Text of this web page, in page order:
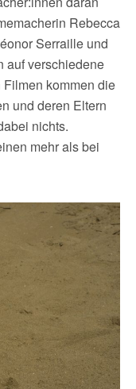
Rebecca
Serraille und
auf verschiedene
kommen die
und deren Eltern
nichts.
mehr als bei